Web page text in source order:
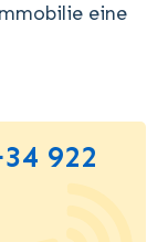
eine
922